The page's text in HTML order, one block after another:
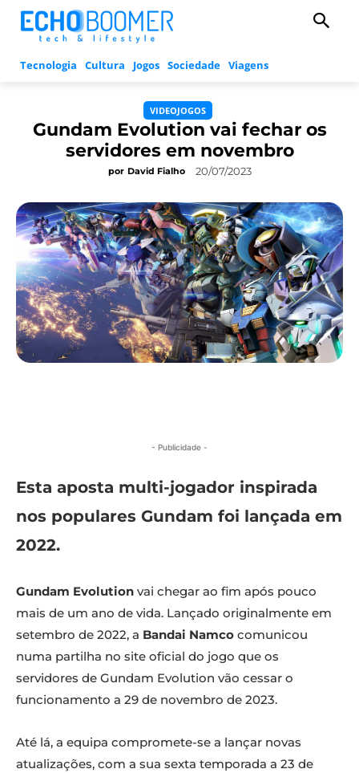
Tecnologia Cultura Jogos Sociedade Viagens
VIDEOJOGOS
Gundam Evolution vai fechar os
servidores em novembro
por David Fialho 20/07/2023
- Publicidade -
Esta aposta multi-jogador inspirada
nos populares Gundam foi lançada em
2022.
Gundam Evolution vai chegar ao fim após pouco
mais de um ano de vida. Lançado originalmente em
setembro de 2022, a Bandai Namco comunicou
numa partilha no site oficial do jogo que os
servidores de Gundam Evolution vão cessar o
funcionamento a 29 de novembro de 2023.
Até lá, a equipa compromete-se a lançar novas
atualizações, com a sua sexta temporada a 23 de